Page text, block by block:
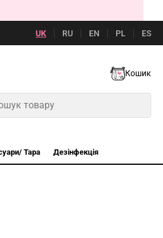
UK RU EN PL ES
Кошик
Тара Дезінфекція